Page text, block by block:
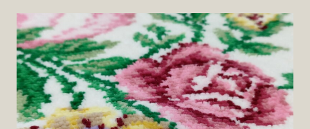
ー
シ
ョ
ン